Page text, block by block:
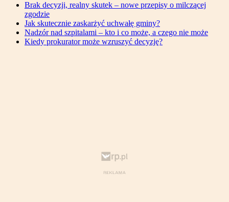
Brak decyzji, realny skutek – nowe przepisy o milczącej
zgodzie
Jak skutecznie zaskarżyć uchwałę gminy?
Nadzór nad szpitalami – kto i co może, a czego nie może
Kiedy prokurator może wzruszyć decyzję?